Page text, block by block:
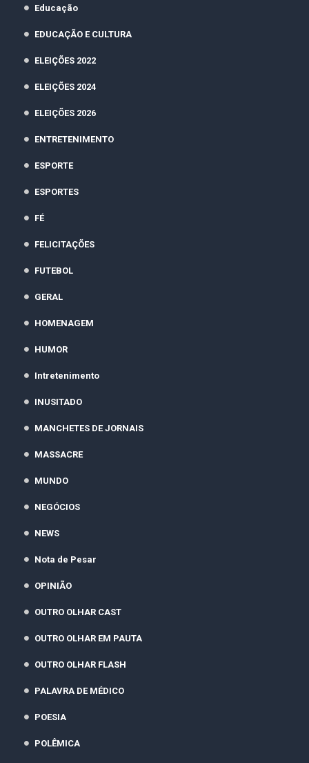
Educação
EDUCAÇÃO E CULTURA
ELEIÇÕES 2022
ELEIÇÕES 2024
ELEIÇÕES 2026
ENTRETENIMENTO
ESPORTE
ESPORTES
FÉ
FELICITAÇÕES
FUTEBOL
GERAL
HOMENAGEM
HUMOR
Intretenimento
INUSITADO
MANCHETES DE JORNAIS
MASSACRE
MUNDO
NEGÓCIOS
NEWS
Nota de Pesar
OPINIÃO
OUTRO OLHAR CAST
OUTRO OLHAR EM PAUTA
OUTRO OLHAR FLASH
PALAVRA DE MÉDICO
POESIA
POLÊMICA